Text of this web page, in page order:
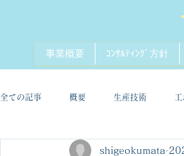
事業概要 ｺﾝｻﾙﾃｨﾝｸﾞ方針
全ての記事 概要 生産技術
shigeokumata